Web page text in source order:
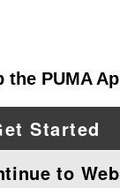
Pinterest